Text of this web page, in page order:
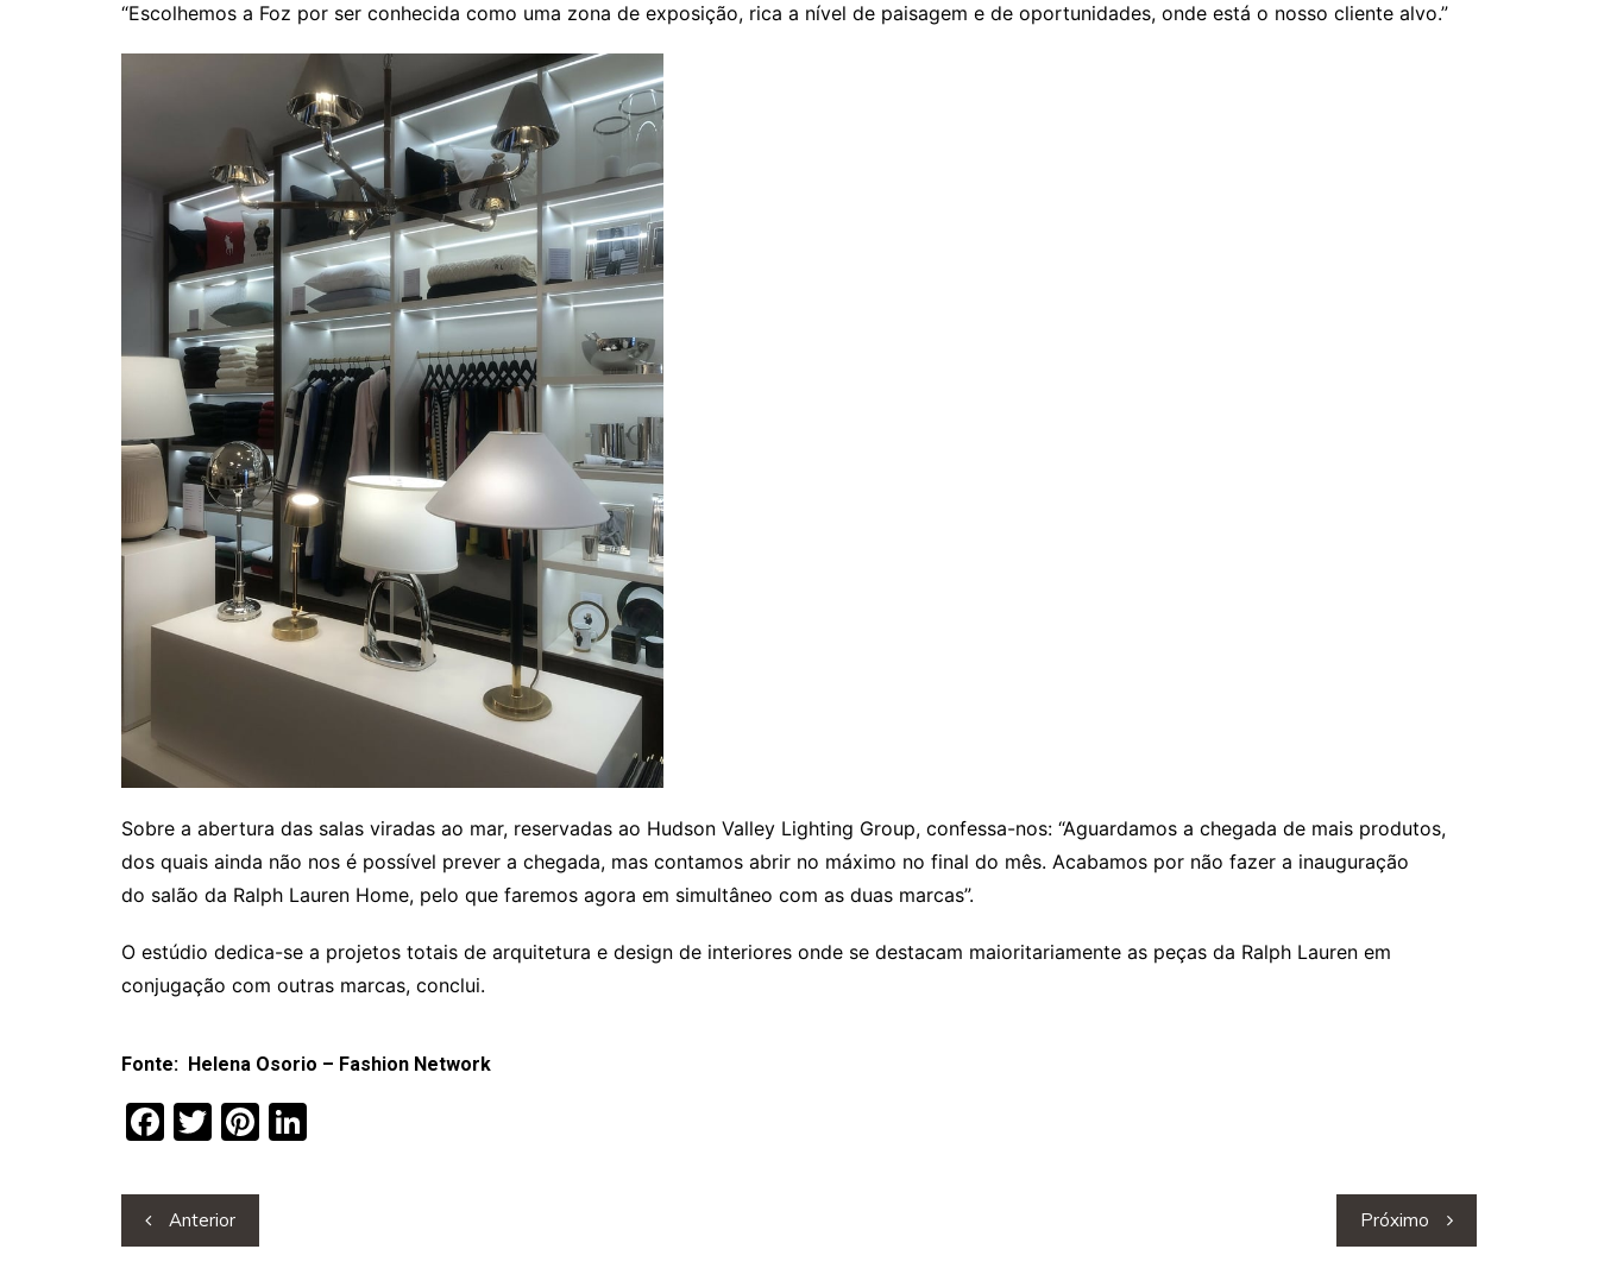
“Escolhemos a Foz por ser conhecida como uma zona de exposição, rica a nível de paisagem e de oportunidades, onde está o nosso cliente alvo.”
Sobre a abertura das salas viradas ao mar, reservadas ao Hudson Valley Lighting Group, confessa-nos: “Aguardamos a chegada de mais produtos,
dos quais ainda não nos é possível prever a chegada, mas contamos abrir no máximo no final do mês. Acabamos por não fazer a inauguração
do salão da Ralph Lauren Home, pelo que faremos agora em simultâneo com as duas marcas”.
O estúdio dedica-se a projetos totais de arquitetura e design de interiores onde se destacam maioritariamente as peças da Ralph Lauren em
conjugação com outras marcas, conclui.
Fonte: Helena Osorio – Fashion Network
F
c
e
T
itt
er
Pi
Navegação
de
Anterior Próximo